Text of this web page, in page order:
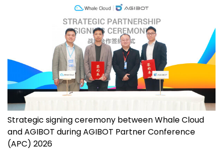
Strategic signing ceremony between Whale Cloud
and AGIBOT during AGIBOT Partner Conference
(APC) 2026